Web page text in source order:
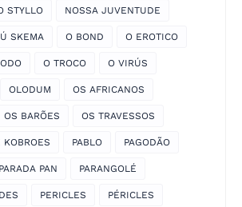
STYLLO NOSSA JUVENTUDE
SKEMA O BOND O EROTICO
O TROCO O VIRÚS
OLODUM OS AFRICANOS
OS BARÕES OS TRAVESSOS
KOBROES PABLO PAGODÃO
PARADA PAN PARANGOLÉ
PERICLES PÉRICLES